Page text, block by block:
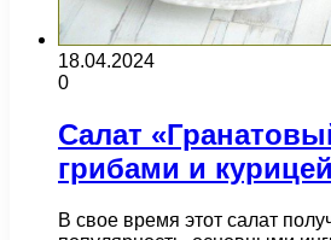
18.04.2024
0
Салат
грибами и курицей
В свое время этот салат